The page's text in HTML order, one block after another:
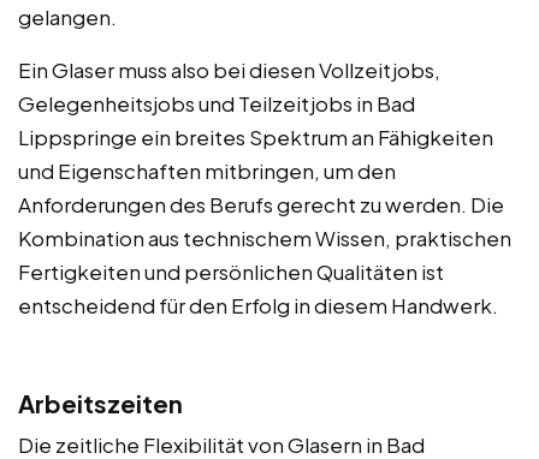
gelangen.
Ein Glaser muss also bei diesen Vollzeitjobs,
Gelegenheitsjobs und Teilzeitjobs in Bad
Lippspringe ein breites Spektrum an Fähigkeiten
und Eigenschaften mitbringen, um den
Anforderungen des Berufs gerecht zu werden. Die
Kombination aus technischem Wissen, praktischen
Fertigkeiten und persönlichen Qualitäten ist
entscheidend für den Erfolg in diesem Handwerk.
Arbeitszeiten
Die zeitliche Flexibilität von Glasern in Bad